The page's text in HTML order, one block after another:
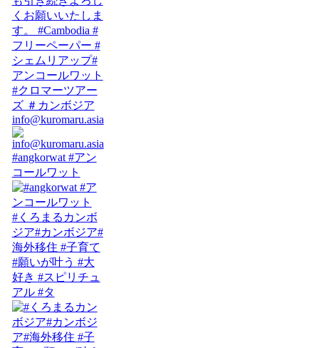
info@kuromaru.asia
#angkorwat #アン
コールワット
#くろまるカンボ
ジア#カンボジア#
海外移住 #子育て
#願いが叶う #大
好き #スピリチュ
アル #タ